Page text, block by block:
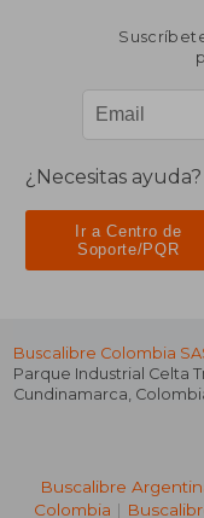
¿Necesitas ayuda?
Ir a Centro de
Soporte/PQR
Buscalibre Colombia
Parque Industrial Celta
Cundinamarca,
Buscalibre
Colombia |